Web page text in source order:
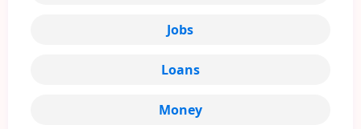
Jobs
Loans
Money